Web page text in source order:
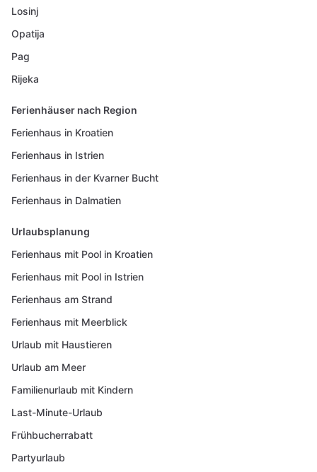
Losinj
Opatija
Pag
Rijeka
Ferienhäuser nach Region
Ferienhaus in Kroatien
Ferienhaus in Istrien
Ferienhaus in der Kvarner Bucht
Ferienhaus in Dalmatien
Urlaubsplanung
Ferienhaus mit Pool in Kroatien
Ferienhaus mit Pool in Istrien
Ferienhaus am Strand
Ferienhaus mit Meerblick
Urlaub mit Haustieren
Urlaub am Meer
Familienurlaub mit Kindern
Last-Minute-Urlaub
Frühbucherrabatt
Partyurlaub